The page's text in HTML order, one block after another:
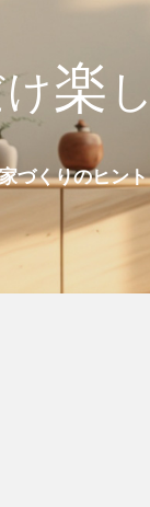
け楽 し
家づくりのヒント